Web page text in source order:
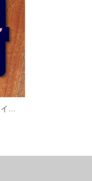
iPhone手帳型ケース オカメインコ【各機種対応】